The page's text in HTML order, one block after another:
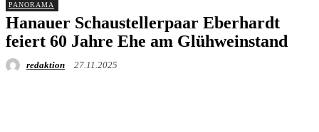
PANORAMA
Hanauer Schaustellerpaar Eberhardt
feiert 60 Jahre Ehe am Glühweinstand
redaktion 27.11.2025